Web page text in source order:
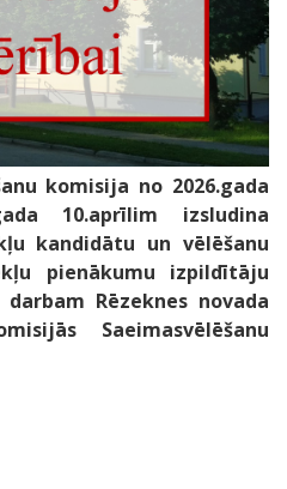
komisija no 2026.gada
10.aprīlim izsludina
kandidātu un vēlēšanu
pienākumu izpildītāju
Rēzeknes novada
Saeimasvēlēšanu